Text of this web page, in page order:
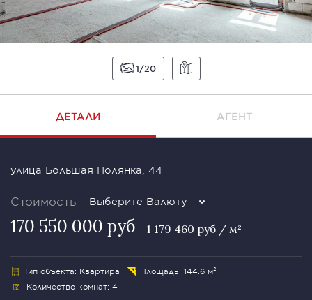
1 20
ДЕТАЛИ АГЕНТ
улица Большая Полянка, 44
Стоимость Выберите Валюту
170 550 000 руб 1 179 460 руб / м²
Тип объекта: Квартира
Площадь: 144.6 м²
Количество комнат: 4